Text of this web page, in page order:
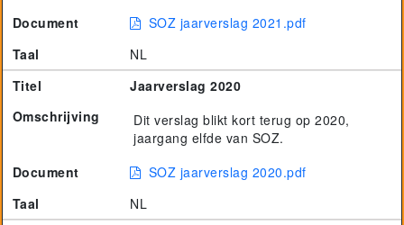
Document
SOZ jaarverslag 2021.pdf
Taal
NL
Titel
Jaarverslag 2020
Omschrijving
Dit verslag blikt kort terug op 2020,
jaargang elfde van SOZ.
Document
SOZ jaarverslag 2020.pdf
Taal
NL